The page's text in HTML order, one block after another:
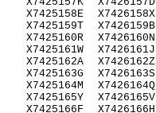
X7425158E
X7425159T
X7425160R
X7425161W
X7425162A
X7425163G
X7425164M
X7425165Y
X7425166F
X7426158X
X7426159B
X7426160N
X7426161J
X7426162Z
X7426163S
X7426164Q
X7426165V
X7426166H